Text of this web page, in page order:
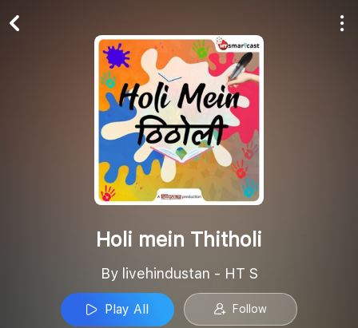
Holi mein Thitholi
By livehindustan - HT S
Play All Follow